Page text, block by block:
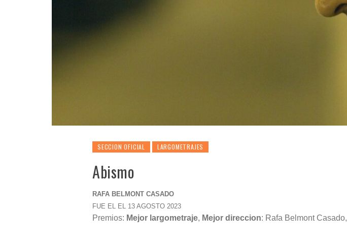
SECCION OFICIAL LARGOMETRAJES
Abismo
RAFA BELMONT CASADO
FUE EL EL 13 AGOSTO 2023
Premios: Mejor largometraje, Mejor direccion: Rafa Belmont Casado,